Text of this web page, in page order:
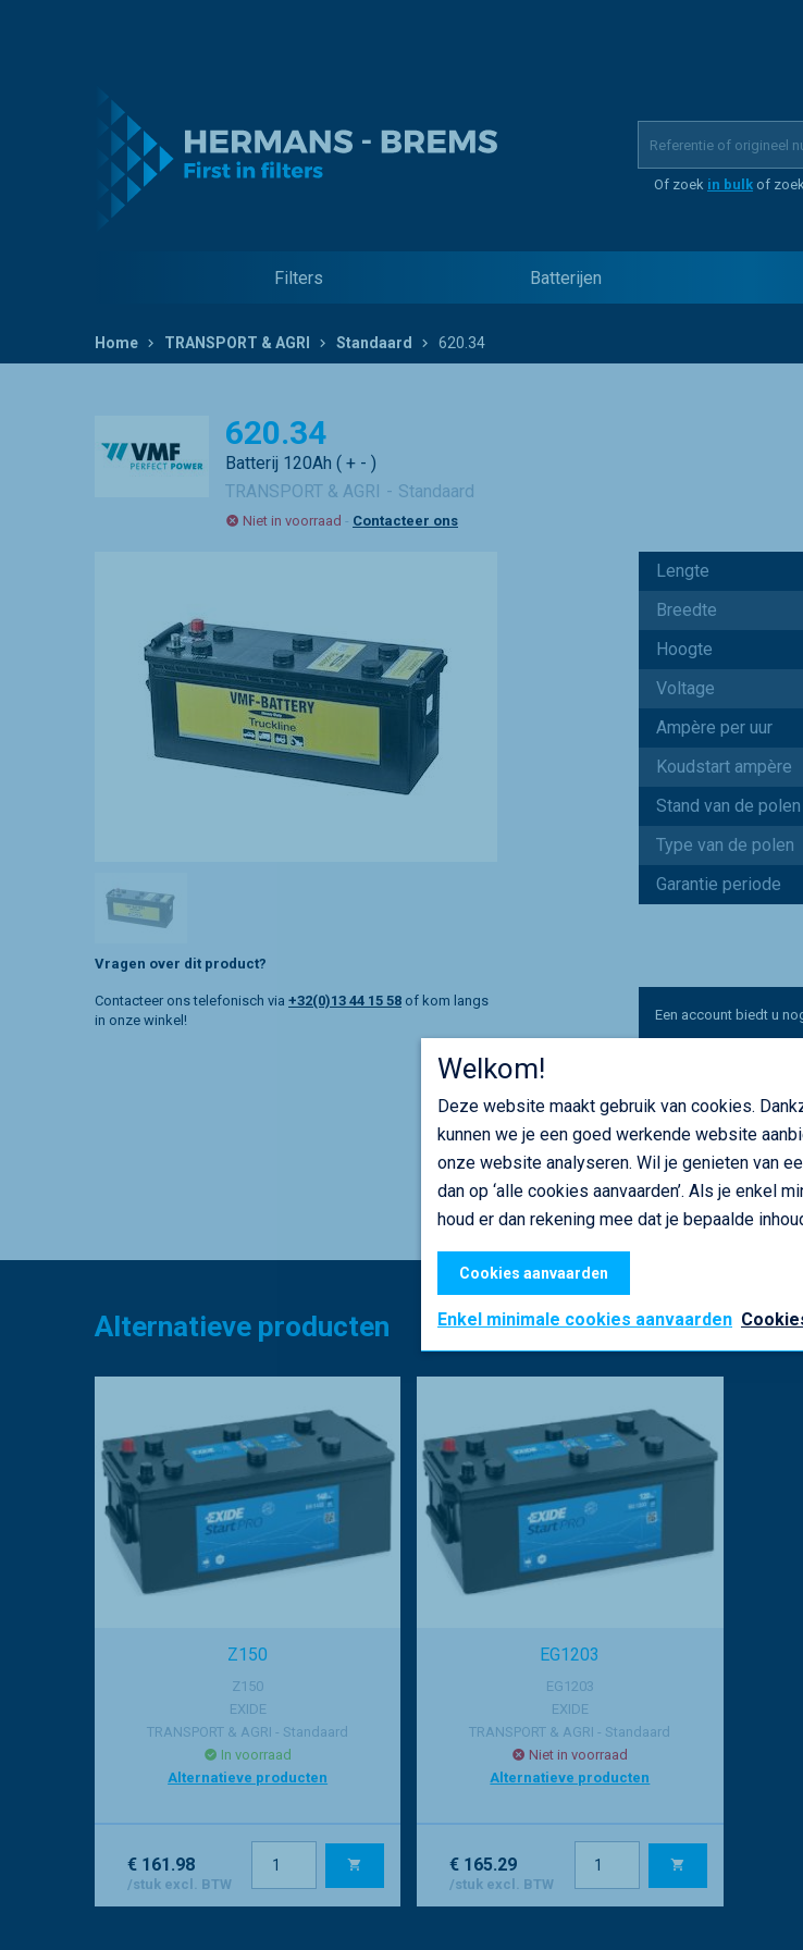
Of zoek in bulk of zoek
Filters Batterijen
Home TRANSPORT & AGRI Standaard 620.34
620.34
Batterij 120Ah ( + - )
TRANSPORT & AGRI
Standaard
Niet in voorraad - Contacteer ons
Vragen over dit product?
Contacteer ons telefonisch via +32(0)13 44 15 58 of kom langs
in onze winkel!
Lengte
Breedte
Hoogte
Voltage
Ampère per uur
Koudstart ampère
Stand van de polen
Type van de polen
Garantie periode
Een account biedt u
UW prijs zien, online
Deel deze pagina
Alternatieve producten
Z150
Z150
EXIDE
TRANSPORT & AGRI - Standaard
In voorraad
Alternatieve producten
€ 161.98
/stuk excl. BTW
EG1203
EG1203
EXIDE
TRANSPORT & AGRI - Standaard
Niet in voorraad
Alternatieve producten
€ 165.29
/stuk excl. BTW
Welkom!
Deze website maakt gebruik van cookies.
kunnen we je een goed werkende website
onze website analyseren. Wil je genieten van
dan op ‘alle cookies aanvaarden’. Als je enkel
houd er dan rekening mee dat je bepaalde
Cookies aanvaarden
Enkel minimale cookies aanvaarden